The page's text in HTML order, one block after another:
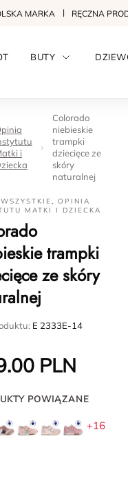
MARKA RĘCZNA
BUTY
i
Colorado
niebieskie
trampki
dziecięce ze
skóry
naturalnej
WSZYSTKIE,OPINIA
MATKI I DZIECKA
trampki
ze skóry
E 2333E-14
PLN
POWIĄZANE
+16